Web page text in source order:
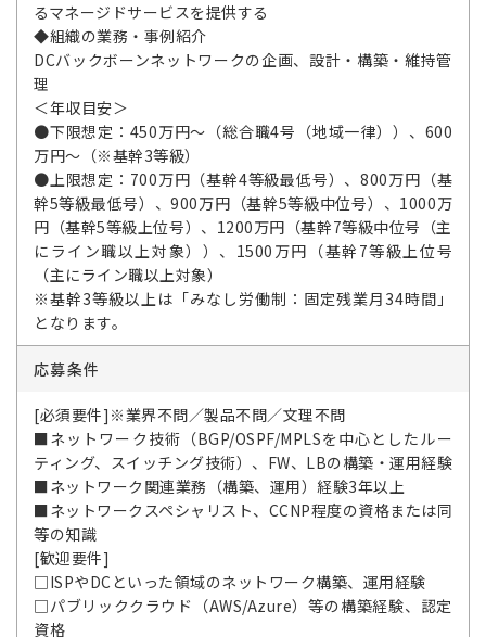
るマネージドサービスを提供する
◆組織の業務・事例紹介
DCバックボーンネットワークの企画、設計・構築・維持管
理
＜年収目安＞
●下限想定：450万円～（総合職4号（地域一律））、600
万円～（※基幹3等級）
●上限想定：700万円（基幹4等級最低号）、800万円（基
幹5等級最低号）、900万円（基幹5等級中位号）、1000万
円（基幹5等級上位号）、1200万円（基幹7等級中位号（主
にライン職以上対象））、1500万円（基幹7等級上位号
（主にライン職以上対象）
※基幹3等級以上は「みなし労働制：固定残業月34時間」
となります。
応募条件
[必須要件]※業界不問／製品不問／文理不問
■ネットワーク技術（BGP/OSPF/MPLSを中心としたルー
ティング、スイッチング技術）、FW、LBの構築・運用経験
■ネットワーク関連業務（構築、運用）経験3年以上
■ネットワークスペシャリスト、CCNP程度の資格または同
等の知識
[歓迎要件]
□ISPやDCといった領域のネットワーク構築、運用経験
□パブリッククラウド（AWS/Azure）等の構築経験、認定
資格